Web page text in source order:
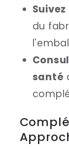
du
santé